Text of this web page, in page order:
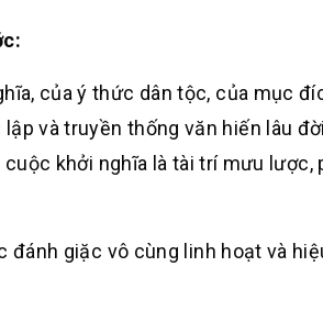
của ý thức dân tộc, của mục
và truyền thống văn hiến lâu
khởi nghĩa là tài trí mưu lược,
giặc vô cùng linh hoạt và